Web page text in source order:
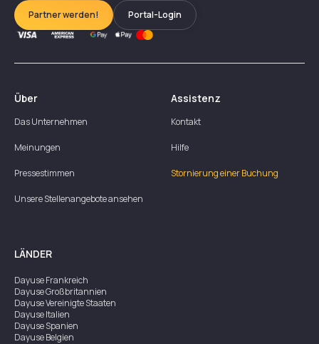
Partner werden! Portal-Login
Über
Das Unternehmen
Meinungen
Pressestimmen
Unsere Stellenangebote ansehen
Assistenz
Kontakt
Hilfe
Stornierung einer Buchung
LÄNDER
DayuseFrankreich
DayuseGroßbritannien
DayuseVereinigte Staaten
DayuseItalien
DayuseSpanien
DayuseBelgien